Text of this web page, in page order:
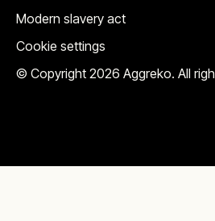
© Copyright 2026 Aggreko. All
Modern slavery act
Cookie settings